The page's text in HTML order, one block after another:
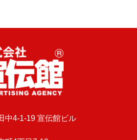
中4-1-19 宣伝館ビル